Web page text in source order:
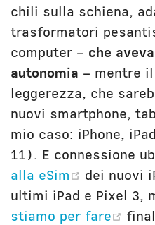
chili sulla schiena,
trasformatori
computer – che
autonomia – mentre
leggerezza, che
nuovi smartphone,
mio caso: iPhone,
11). E connessione
alla eSim
(opens
dei nuovi
ultimi iPad e Pixel 3,
stiamo per fare